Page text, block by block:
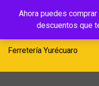
Ahora puedes
descuentos que
Ferretería
Yurécuaro
Ferretería Yurécuaro